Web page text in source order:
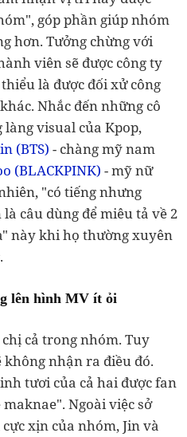
góp phần giúp nhóm
hơn. Tưởng chừng với
viên sẽ được công ty
là được đối xử công
Nhắc đến những cô
visual của Kpop,
(BTS) - chàng mỹ nam
(BLACKPINK) - mỹ nữ
"có tiếng nhưng
câu dùng để miêu tả về 2
này khi họ thường xuyên
lên hình MV ít ỏi
chị cả trong nhóm. Tuy
nhận ra điều đó.
tươi của cả hai được fan
Ngoài việc sở
xịn của nhóm, Jin và